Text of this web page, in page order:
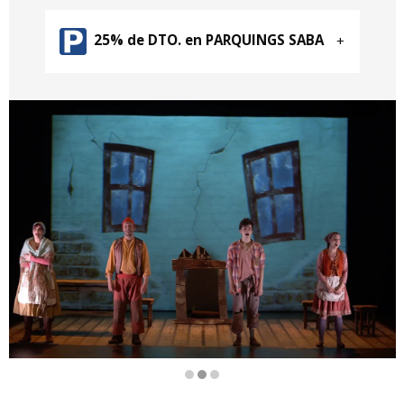
25% de DTO. en PARQUINGS SABA